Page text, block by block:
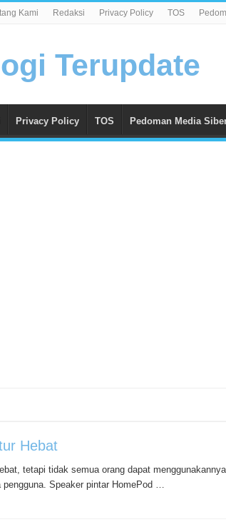
Kami Redaksi Privacy Policy TOS
Privacy Policy TOS Pedoman Media
Hebat
tetapi tidak semua orang dapat
Speaker pintar HomePod …